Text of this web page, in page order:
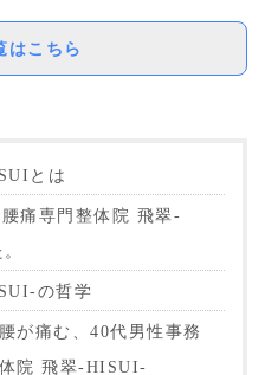
はこちら
とは
痛専門整体院 飛翠-
の哲学
が痛む、40代男性事務
院 飛翠-HISUI-